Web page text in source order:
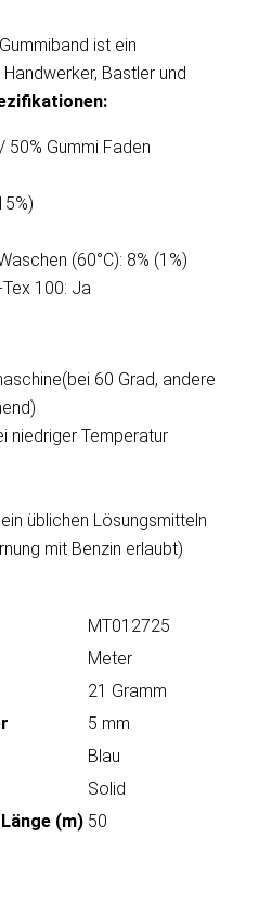
Gummiband ist ein
Bastler und
50% Gummi Faden
(60°C): 8% (1%)
100: Ja
60 Grad, andere
niedriger Temperatur
üblichen Lösungsmitteln
mit Benzin erlaubt)
MT012725
Meter
21 Gramm
5 mm
Blau
Solid
(m) 50